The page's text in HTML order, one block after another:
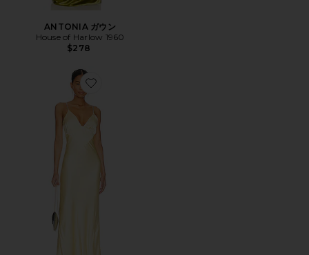
ANTONIA ガウン
House of Harlow 1960
$278
Favorite CAPRI DIAMONTE ドレス